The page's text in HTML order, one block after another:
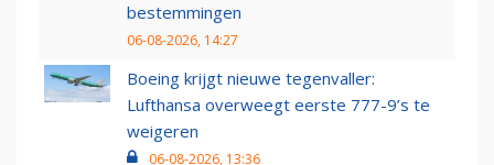
bestemmingen
06-08-2026, 14:27
Boeing krijgt nieuwe tegenvaller:
Lufthansa overweegt eerste 777-9’s te
weigeren
06-08-2026, 13:36